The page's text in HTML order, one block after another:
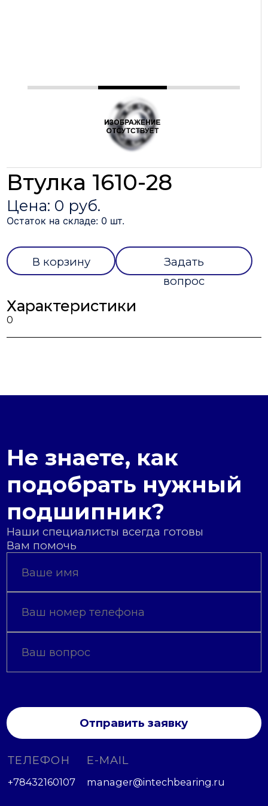
Втулка 1610-28
Цена: 0 руб.
Остаток на складе: 0 шт.
В корзину
Задать
вопрос
Характеристики
0
Не знаете, как
подобрать нужный
подшипник?
Наши специалисты всегда готовы
Вам помочь
Отправить заявку
ТЕЛЕФОН
+78432160107
E-MAIL
manager@intechbearing.ru